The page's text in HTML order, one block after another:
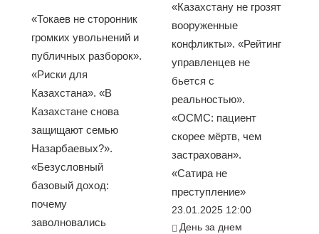
«Токаев не сторонник
громких увольнений и
публичных разборок».
«Риски для
Казахстана». «В
Казахстане снова
защищают семью
Назарбаевых?».
«Безусловный
базовый доход:
почему
заволновались
«Казахстану не грозят
вооруженные
конфликты». «Рейтинг
управленцев не
бьется с
реальностью».
«ОСМС: пациент
скорее мёртв, чем
застрахован».
«Сатира не
преступление»
23.01.2025 12:00
День за днем